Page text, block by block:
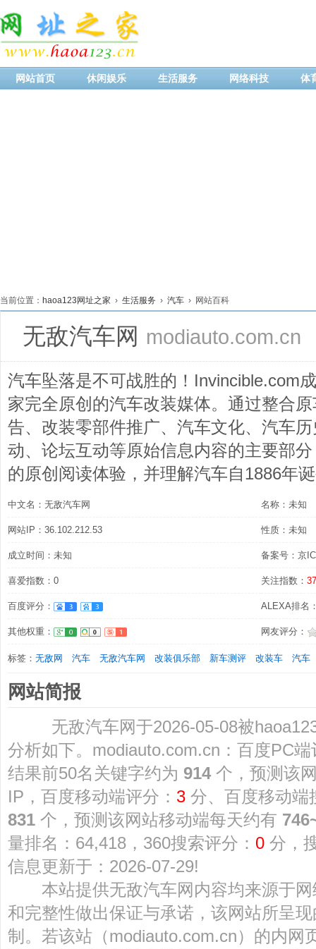
网站首页 休闲娱乐 生活服务 网络科技 体
当前位置： haoa123网址之家 › 生活服务 › 汽车 › 网站百科
无敌汽车网 modiauto.com.cn
汽车坠落是不可战胜的！Invincible.com
家完全原创的汽车改装媒体。通过整合
告、改装零部件推广、汽车文化、汽车
动、论坛互动等原始信息内容的主要部
的原创阅读体验，并理解汽车自1886年
中文名：无敌汽车网 名称：未知
网站IP：36.102.212.53 性质：未知
成立时间：未知 备案号：京
喜爱指数：0 关注指数： 37
百度评分： ALEXA排名
其他权重： 网友评分：
标签： 无敌网 汽车 无敌汽车网 改装俱乐部 新车测评 改装车 汽车
网站简报
无敌汽车网于2026-05-08被haoa123
分析如下。modiauto.com.cn：百度PC端
结果前50名关键字约为 914 个，预测该
IP，百度移动端评分： 3 分、百度移动端
831 个，预测该网站移动端每天约有
量排名：64,418，360搜索评分： 0 分，
信息更新于：2026-07-29!
本站提供无敌汽车网内容均来源于网
和完整性做出保证与承诺，该网站所呈
制。若该站（modiauto.com.cn）的内网